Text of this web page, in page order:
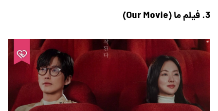
3. فیلم ما (Our Movie)